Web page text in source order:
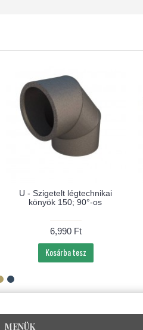
U - Szigetelt légtechnikai
könyök 150; 90°-os
6,990 Ft
Kosárba tesz
MENÜK